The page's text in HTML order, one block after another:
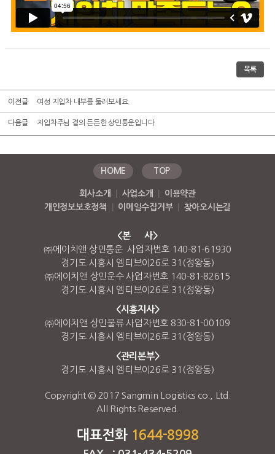
목록
이전글 여성 지입차 내부를 둘러보세요.
다음글 지입차주님 곁의 든든한 상민통운입니다.
HOME TOP
회사소개 사업소개
이용약관
개인정보보호정책
이메일수집거부 찾아오시는길
<본 사>
㈜에이치앤 상민통운 사업자번호 140-81-61930
경기도 시흥시 엠티브이26로 31(정왕동)
㈜에이치앤 상민운수 사업자번호 140-81-82615
경기도 시흥시 엠티브이26로 31(정왕동)
<시흥지사>
㈜에이치앤 상민물류 사업자번호 830-81-00109
경기도 시흥시 엠티브이26로 31(정왕동)
<관리본부>
경기도 시흥시 엠티브이26로 31(정왕동)
Copyright © 2017 Sangmin Logistics co., Ltd.
All Rights Reserved.
대표전화 1644-8998